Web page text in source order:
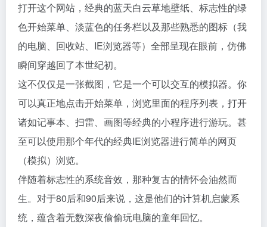
打开这个网站，经典的蓝天白云草地壁纸、标志性的绿
色开始菜单、淡蓝色的任务栏以及那些熟悉的图标（我
的电脑、回收站、IE浏览器等）全部呈现在眼前，仿佛
瞬间穿越回了本世纪初。
这不仅仅是一张截图，它是一个可以交互的模拟器。你
可以真正地点击开始菜单，浏览里面的程序列表，打开
诸如记事本、扫雷、画图等经典的小程序进行游玩。甚
至可以使用那个年代的经典IE浏览器进行简单的网页
（模拟）浏览。
伴随着标志性的系统音效，那种复古的情怀会油然而
生。对于80后和90后来说，这是他们的计算机启蒙系
统，蕴含着无数深夜偷偷玩电脑的童年回忆。